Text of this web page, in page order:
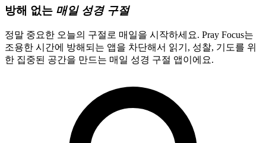
방해 없는 매일 성경 구절
정말 중요한 오늘의 구절로 매일을 시작하세요. Pray Focus는
조용한 시간에 방해되는 앱을 차단해서 읽기, 성찰, 기도를 위
한 집중된 공간을 만드는 매일 성경 구절 앱이에요.